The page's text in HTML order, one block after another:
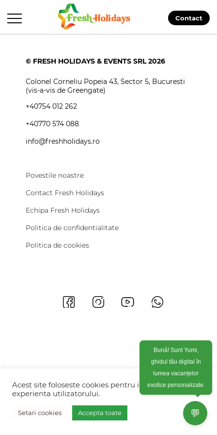
Contact
© FRESH HOLIDAYS & EVENTS SRL 2026
Colonel Corneliu Popeia 43, Sector 5, Bucuresti
(vis-a-vis de Greengate)
+40754 012 262
+40770 574 088
info@freshholidays.ro
Povestile noastre
Contact Fresh Holidays
Echipa Fresh Holidays
Politica de confidentialitate
Politica de cookies
Acest site foloseste cookies pentru imbunatati
experienta utilizatorului.
Setari cookies Accepta toate 💬
Bună! Sunt Yumi,
ghidul tău digital în
lumea vacanțelor
exotice personalizate.